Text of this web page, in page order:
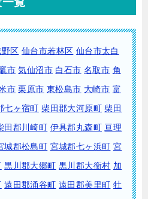
区 仙台市若林区 仙台市太白
市 気仙沼市 白石市 名取市 角
市 栗原市 東松島市 大崎市 富
七ヶ宿町 柴田郡大河原町 柴田
田郡川崎町 伊具郡丸森町 亘理
城郡松島町 宮城郡七ヶ浜町 宮
黒川郡大郷町 黒川郡大衡村 加
遠田郡涌谷町 遠田郡美里町 牡